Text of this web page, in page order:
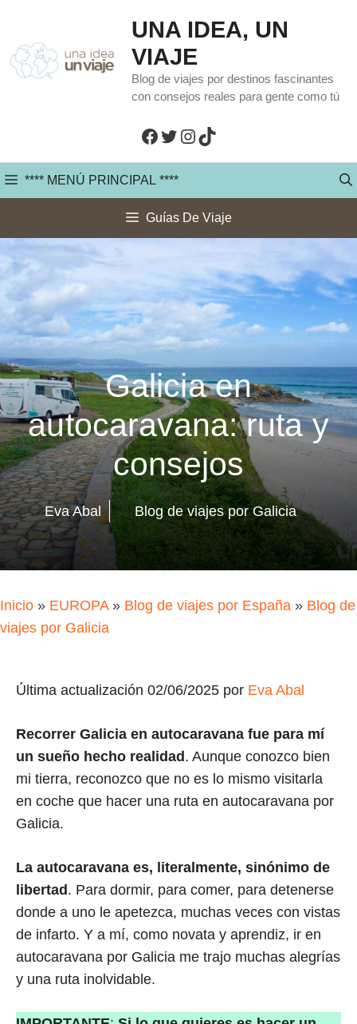
contenido
UNA IDEA, UN
VIAJE
Blog de viajes por destinos fascinantes
con consejos reales para gente como tú
Facebook
Twitter
Instagram
TikTok
**** MENÚ PRINCIPAL ****
Guías De Viaje
Galicia en
autocaravana: ruta y
consejos
Eva Abal Blog de viajes por Galicia
Inicio » EUROPA» Blog de viajes por España » Blog de
viajes por Galicia
Última actualización 02/06/2025 por Eva Abal
Recorrer Galicia en autocaravana fue para mí
un sueño hecho realidad . Aunque conozco bien
mi tierra, reconozco que no es lo mismo visitarla
en coche que hacer una ruta en autocaravana por
Galicia.
La autocaravana es, literalmente, sinónimo de
libertad . Para dormir, para comer, para detenerse
donde a uno le apetezca, muchas veces con vistas
de infarto. Y a mí, como novata y aprendiz, ir en
autocaravana por Galicia me trajo muchas alegrías
y una ruta inolvidable.